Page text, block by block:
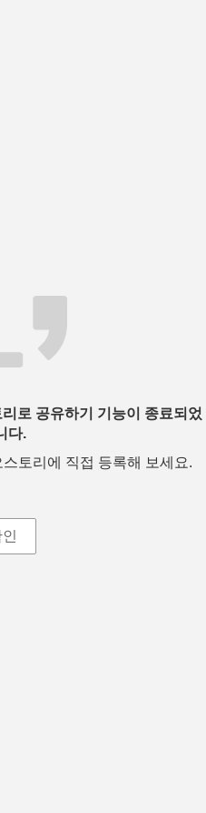
로 공유하기 기능이 종료되었
다.
토리에 직접 등록해 보세요.